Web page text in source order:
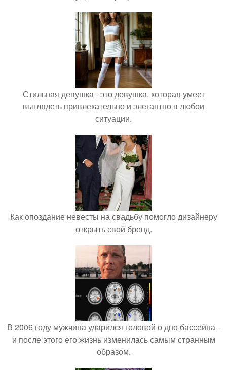
Стильная девушка - это девушка, которая умеет
выглядеть привлекательно и элегантно в любои
ситуации.
Как опоздание невесты на свадьбу помогло дизайнеру
открыть свой бренд.
В 2006 году мужчина ударился головой о дно бассейна -
и после этого его жизнь изменилась самым странным
образом.